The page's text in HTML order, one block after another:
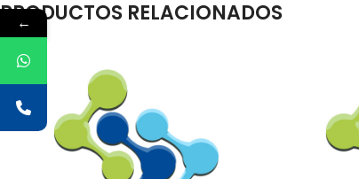
PRODUCTOS RELACIONADOS
←